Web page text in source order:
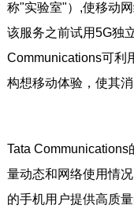
称"实验室"）,使移动
该服务之前试用5G独
Communications可利
构想移动体验，使其
Tata
量动态和网络使用情
的手机用户提供高质